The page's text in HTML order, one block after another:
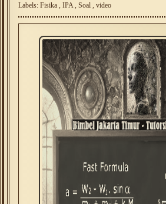
Labels: Fisika IPA Soal video